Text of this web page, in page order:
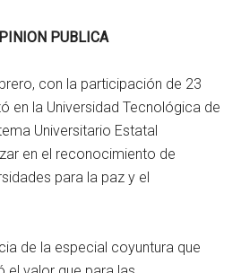
PUBLICA
con la participación de 23
en la Universidad Tecnológica de
Universitario Estatal
en el reconocimiento de
para la paz y el
de la especial coyuntura que